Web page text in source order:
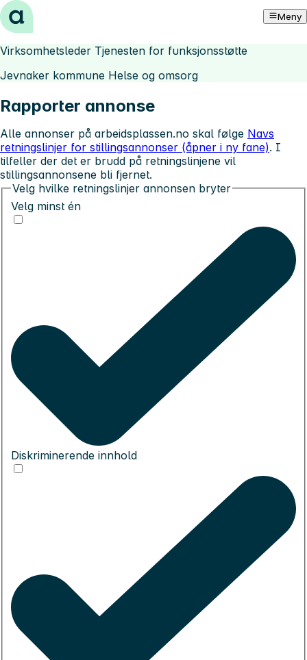
Hopp til innhold Meny
Virksomhetsleder Tjenesten for funksjonsstøtte
Jevnaker kommune Helse og omsorg
Rapporter annonse
Alle annonser på arbeidsplassen.no skal følge Navs
retningslinjer for stillingsannonser (åpner i ny fane). I
tilfeller der det er brudd på retningslinjene vil
stillingsannonsene bli fjernet.
Velg hvilke retningslinjer annonsen bryter
Velg minst én
Diskriminerende innhold